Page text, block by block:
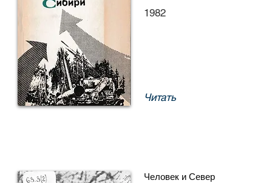
1982
Читать
Человек и Север